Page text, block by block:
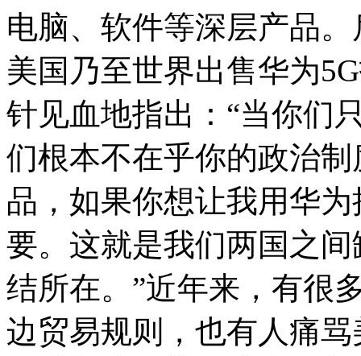
电脑、软件等深层产品
美国乃至世界出售华为
针见血地指出：“当你们
们根本不在乎你的政治
品，如果你想让我用华
要。这就是我们两国之
结所在。”近年来，有很
边贸易规则，也有人痛